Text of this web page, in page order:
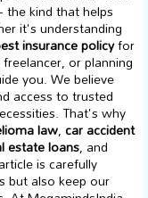
kind that helps
it's understanding
insurance policyfor
or planning
you. We believe
access to trusted
That's why
law,car accident
estate loans, and
is carefully
but also keep our